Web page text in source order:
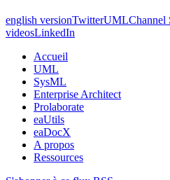
english versionTwitterUMLChannel
videosLinkedIn
Accueil
UML
SysML
Enterprise Architect
Prolaborate
eaUtils
eaDocX
A propos
Ressources